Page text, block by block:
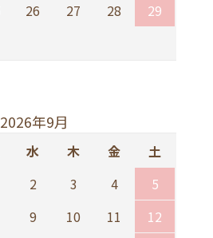
26 27 28
29
2026年9月
水 木 金
土
2 3 4
5
9 10 11
12